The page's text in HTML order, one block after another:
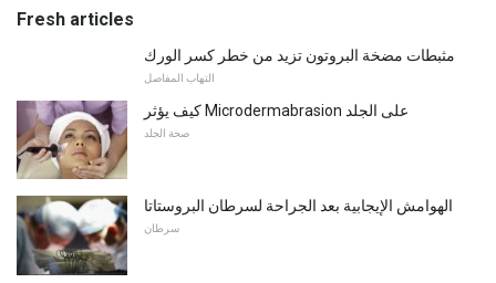
Fresh articles
مثبطات مضخة البروتون تزيد من خطر كسر الورك
التهاب المفاصل
كيف يؤثر Microdermabrasion على الجلد
صحة الجلد
الهوامش الإيجابية بعد الجراحة لسرطان البروستاتا
سرطان